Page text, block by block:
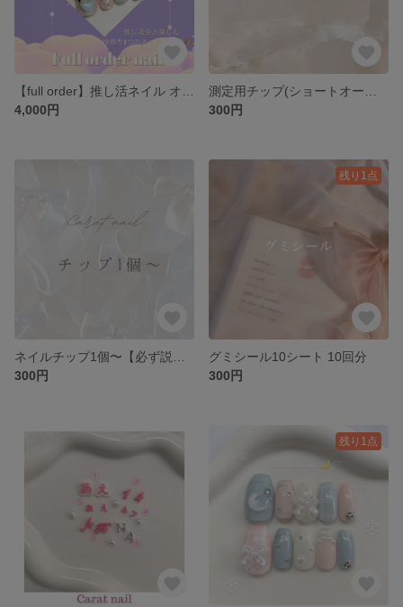
4,000円
300円
300円
残り1点
グミシール10シート 10回分
300円
残り1点